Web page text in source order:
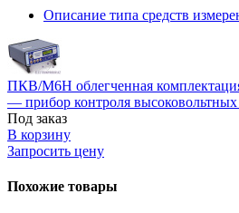
Описание типа средств
ПКВ/М6Н облегченная
— прибор контроля
Под заказ
В корзину
Запросить цену
Похожие товары